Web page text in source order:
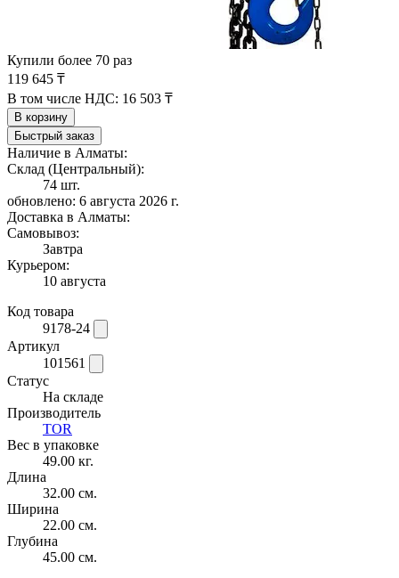
Купили более 70 раз
119 645 ₸
В том числе НДС: 16 503 ₸
В корзину
Быстрый заказ
Наличие в Алматы:
Склад (Центральный):
74 шт.
обновлено: 6 августа 2026 г.
Доставка в Алматы:
Самовывоз:
Завтра
Курьером:
10 августа
Код товара
9178-24
Артикул
101561
Статус
На складе
Производитель
TOR
Вес в упаковке
49.00 кг.
Длина
32.00 см.
Ширина
22.00 см.
Глубина
45.00 см.